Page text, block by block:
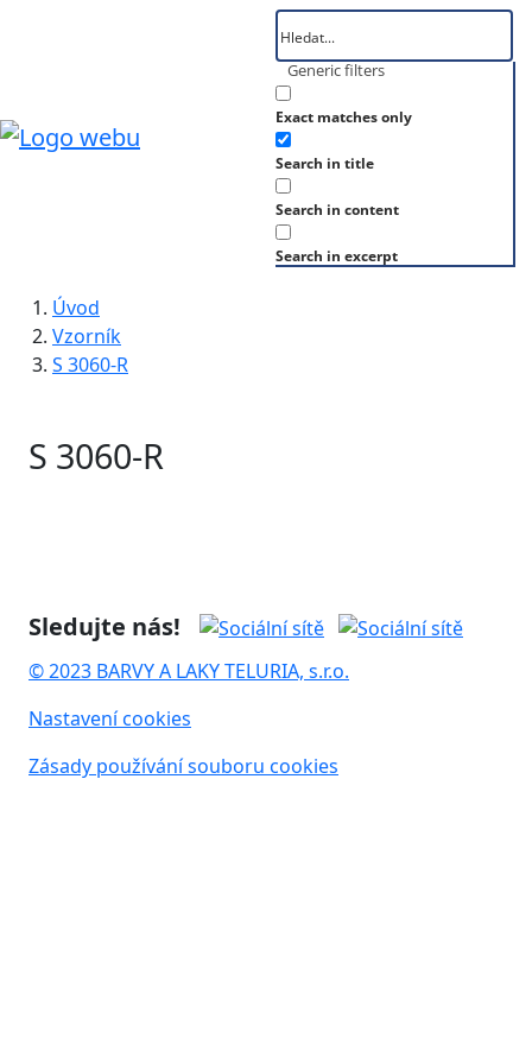
Generic filters
Exact matches only
Search in title
Search in content
Search in excerpt
Úvod
Vzorník
S 3060-R
S 3060-R
Sledujte nás!
© 2023 BARVY A LAKY TELURIA, s.r.o.
Nastavení cookies
Zásady používání souboru cookies